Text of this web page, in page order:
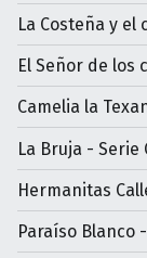
La Costeña y el
El Señor de los
Camelia la
La Bruja - Serie
Hermanitas
Paraíso Blanco